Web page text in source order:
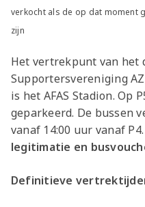
verkocht als de op dat moment
zijn
Het vertrekpunt van het
Supportersvereniging
is het AFAS Stadion. Op
geparkeerd. De bussen
vanaf 14:00 uur vanaf P4.
legitimatie en
Definitieve